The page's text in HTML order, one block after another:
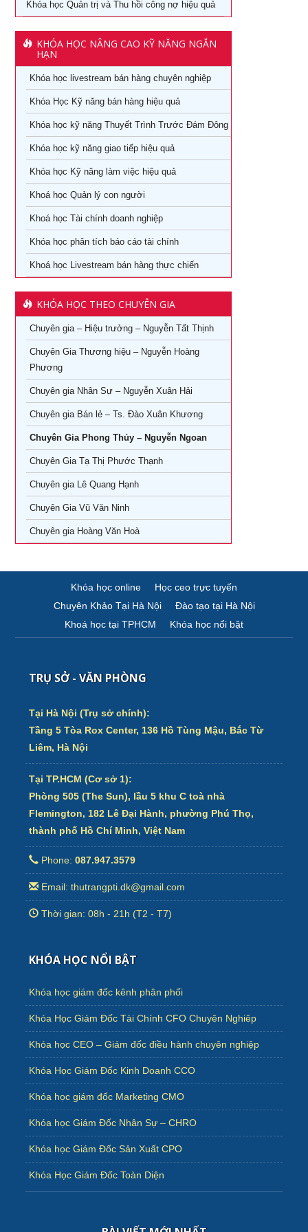
Khóa học Digital Marketing dành cho CMO
Khoá học Kinh Doanh online chuyên nghiệp
Khóa học Quản trị và Thu hồi công nợ hiệu quả
Khoá học Nhân tướng học nâng cao trong quản trị nhân
Khoá học Tài chính dành cho nhà quản trị không chuyên
Khoá học Xem chỉ tay biết người
Khoá học quản lý con người
Khoá học Quản Trị Trải Nghiệm Khách Hàng
Khoá học Livestream bán hàng chuyên nghiệp từ A – Z
Khóa Học KOC PRO – Kiếm tiền từ làm video review sản
phẩm
khóa học kaizen 5s – hiểu đúng và làm đúng
Khóa học Quản trị mua hàng
Tuyển dụng, giữ và sa thải nhân viên
Khóa học dành cho Quản Lý Cấp Trung TPHCM
Khóa Học đào tạo giảng viên nội bộ tại TPHCM
Khóa Học Quản Đốc Sản Xuất Tại TPHCM
Khóa Học Phong Thủy Chuyên Sâu Tại TPHCM
Khóa học phong thủy cho doanh nhân tại TPHCM
Khóa Học Giám Đốc Toàn Diện tại TPHCM
Khóa Học CEO – Giám Đốc Điều Hành tại TPHCM
Khóa Học Giám Đốc Tài Chính tại TPHCM
Khóa học Giám Đốc Nhân Sự tại TPHCM
Khoá Học Giám Đốc Kinh Doanh tại TPHCM
Khóa học giám đốc Marketing tại TPHCM
Khóa học giám đốc sản xuất tại tpHCM
Khóa học Quản trị và Thu hồi công nợ hiệu quả
KHÓA HỌC NÂNG CAO KỸ NĂNG NGẮN
HẠN
Khóa học livestream bán hàng chuyên nghiệp
Khóa Học Kỹ năng bán hàng hiệu quả
Khóa học kỹ năng Thuyết Trình Trước Đám Đông
Khóa học kỹ năng giao tiếp hiệu quả
Khóa học Kỹ năng làm việc hiệu quả
Khoá học Quản lý con người
Khoá học Tài chính doanh nghiệp
Khóa học phân tích báo cáo tài chính
Khoá học Livestream bán hàng thực chiến
KHÓA HỌC THEO CHUYÊN GIA
Chuyên gia – Hiệu trưởng – Nguyễn Tất Thịnh
Chuyên Gia Thương hiệu – Nguyễn Hoàng
Phương
Chuyên gia Nhân Sự – Nguyễn Xuân Hải
Chuyên gia Bán lẻ – Ts. Đào Xuân Khương
Chuyên Gia Phong Thủy – Nguyễn Ngoan
Chuyên Gia Tạ Thị Phước Thạnh
Chuyên gia Lê Quang Hạnh
Chuyên Gia Vũ Văn Ninh
Chuyên gia Hoàng Văn Hoà
Khóa học online
Học ceo trực tuyến
Chuyên Khảo Tại Hà Nội
Đào tạo tại Hà Nội
Khoá học tại TPHCM
Khóa học nổi bật
TRỤ SỞ - VĂN PHÒNG
Tại Hà Nội (Trụ sở chính):
Tầng 5 Tòa Rox Center, 136 Hồ Tùng Mậu, Bắc Từ
Liêm, Hà Nội
Tại TP.HCM (Cơ sở 1):
Phòng 505 (The Sun), lầu 5 khu C toà nhà
Flemington, 182 Lê Đại Hành, phường Phú Thọ,
thành phố Hồ Chí Minh, Việt Nam
Phone:087.947.3579
Email: thutrangpti.dk@gmail.com
Thời gian: 08h - 21h (T2 - T7)
KHÓA HỌC NỔI BẬT
Khóa học giám đốc kênh phân phối
Khóa Học Giám Đốc Tài Chính CFO Chuyên Nghiêp
Khóa học CEO – Giám đốc điều hành chuyên nghiệp
Khóa Học Giám Đốc Kinh Doanh CCO
Khóa học giám đốc Marketing CMO
Khóa học Giám Đốc Nhân Sự – CHRO
Khóa học Giám Đốc Sản Xuất CPO
Khóa Học Giám Đốc Toàn Diện